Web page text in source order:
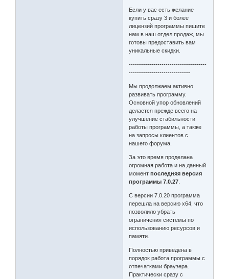
Если у вас есть желание
купить сразу 3 и более
лицензий программы пишите
нам в наш отдел продаж, мы
готовы предоставить вам
уникальные скидки.
--------------------------------------
------------------------------
Мы продолжаем активно
развивать программу.
Основной упор обновлений
делается прежде всего на
улучшение стабильности
работы программы, а также
на запросы клиентов с
нашего форума.
За это время проделана
огромная работа и на данный
моментпоследняя версия
программы 7.0.27
С версии 7.0.20 программа
перешла на версию х64, что
позволило убрать
ограничения системы по
использованию ресурсов и
памяти.
Полностью приведена в
порядок работа программы с
отпечатками браузера.
Практически сразу с